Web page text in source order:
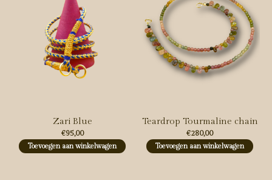
Zari Blue
€95,00
Toevoegen aan winkelwagen
Teardrop Tourmaline chain
€280,00
Toevoegen aan winkelwagen